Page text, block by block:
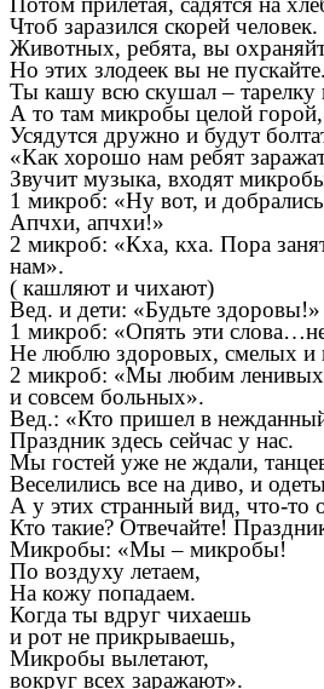
Чтоб заразился скорей человек.
Животных, ребята, вы
Но этих злодеек вы не пускайте.
Ты кашу всю скушал – тарелку
А то там микробы целой горой,
Усядутся дружно и будут
«Как хорошо нам ребят
Звучит музыка, входят
1 микроб: «Ну вот, и
Апчхи, апчхи!»
2 микроб: «Кха, кха. Пора
нам».
( кашляют и чихают)
Вед. и дети: «Будьте здоровы!»
1 микроб: «Опять эти
Не люблю здоровых, смелых и
2 микроб: «Мы любим
и совсем больных».
Вед.: «Кто пришел в
Праздник здесь сейчас у нас.
Мы гостей уже не ждали,
Веселились все на диво, и
А у этих странный вид, что-то
Кто такие? Отвечайте!
Микробы: «Мы – микробы!
По воздуху летаем,
На кожу попадаем.
Когда ты вдруг чихаешь
и рот не прикрываешь,
Микробы вылетают,
вокруг всех заражают».